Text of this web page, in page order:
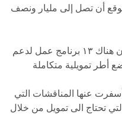
٢٠٣٠ و من المتوقع أن تصل إلى مليار ونصف
وفي سياق اخر ، أوضح محيي الدين أن هناك ١٣ برنامج عمل لدعم
عنها المناقشات التي
تحتاج الى تمويل من خلال